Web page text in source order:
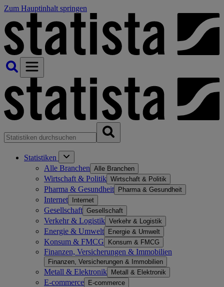
Zum Hauptinhalt springen
Statistiken
Alle Branchen Alle Branchen
Wirtschaft & Politik Wirtschaft & Politik
Pharma & Gesundheit Pharma & Gesundheit
Internet Internet
Gesellschaft Gesellschaft
Verkehr & Logistik Verkehr & Logistik
Energie & Umwelt Energie & Umwelt
Konsum & FMCG Konsum & FMCG
Finanzen, Versicherungen & Immobilien
Finanzen, Versicherungen & Immobilien
Metall & Elektronik Metall & Elektronik
E-commerce E-commerce